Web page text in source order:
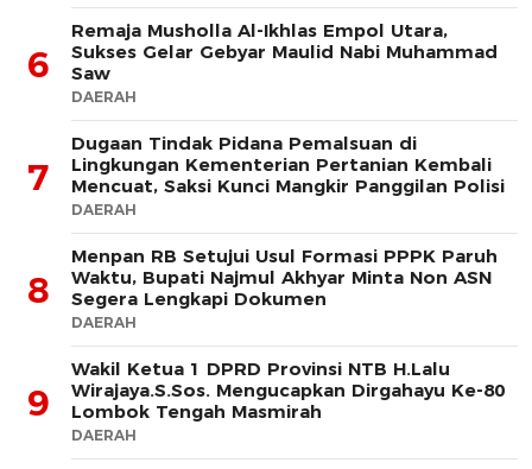
6
Remaja Musholla Al-Ikhlas Empol Utara,
Sukses Gelar Gebyar Maulid Nabi Muhammad
Saw
DAERAH
7
Dugaan Tindak Pidana Pemalsuan di
Lingkungan Kementerian Pertanian Kembali
Mencuat, Saksi Kunci Mangkir Panggilan Polisi
DAERAH
8
Menpan RB Setujui Usul Formasi PPPK Paruh
Waktu, Bupati Najmul Akhyar Minta Non ASN
Segera Lengkapi Dokumen
DAERAH
9
Wakil Ketua 1 DPRD Provinsi NTB H.Lalu
Wirajaya.S.Sos. Mengucapkan Dirgahayu Ke-80
Lombok Tengah Masmirah
DAERAH